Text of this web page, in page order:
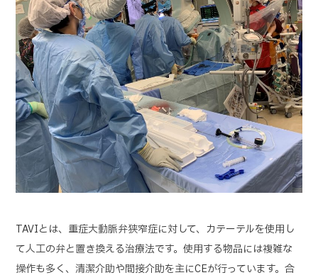
TAVIとは、重症大動脈弁狭窄症に対して、カテーテルを使用し
て人工の弁と置き換える治療法です。使用する物品には複雑な
操作も多く、清潔介助や間接介助を主にCEが行っています。合